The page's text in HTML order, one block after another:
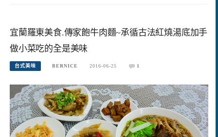
宜蘭羅東美食.傳家飽牛肉麵~承循古法紅燒湯底加手
做小菜吃的全是美味
台式美味 BERNICE 2016-06-25 1